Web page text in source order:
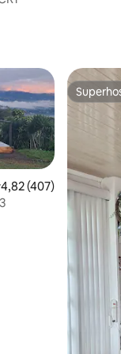
4,82 (407)